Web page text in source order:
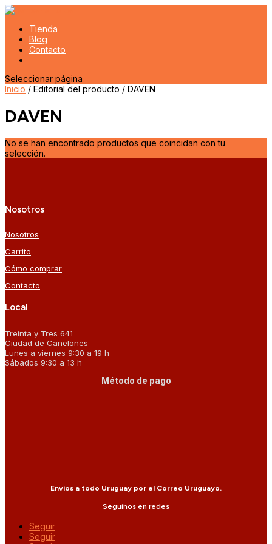
Tienda
Blog
Contacto
Seleccionar página
Inicio / Editorial del producto / DAVEN
DAVEN
No se han encontrado productos que coincidan con tu
selección.
Nosotros
Nosotros
Carrito
Cómo comprar
Contacto
Local
Treinta y Tres 641
Ciudad de Canelones
Lunes a viernes 9:30 a 19 h
Sábados 9:30 a 13 h
Método de pago
Envíos a todo Uruguay por el Correo Uruguayo.
Seguínos en redes
Seguir
Seguir